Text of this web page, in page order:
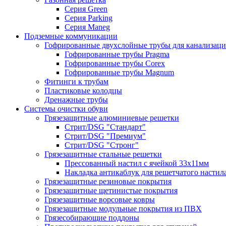
Серия Green
Серия Parking
Серия Maneg
Подземные коммуникации
Гофрированные двухслойные трубы для
Гофрированные трубы Pragma
Гофрированные трубы Corex
Гофрированные трубы Magnum
Фитинги к трубам
Пластиковые колодцы
Дренажные трубы
Системы очистки обуви
Грязезащитные алюминиевые решетки
Стрит/DSG "Стандарт"
Стрит/DSG "Премиум"
Стрит/DSG "Стронг"
Грязезащитные стальные решетки
Прессованный настил с ячейкой 33х11мм
Накладка антикаблук для решетчатого
Грязезащитные резиновые покрытия
Грязезащитные щетинистые покрытия
Грязезащитные ворсовые ковры
Грязезащитные модульные покрытия из ПВХ
Грязесобирающие поддоны